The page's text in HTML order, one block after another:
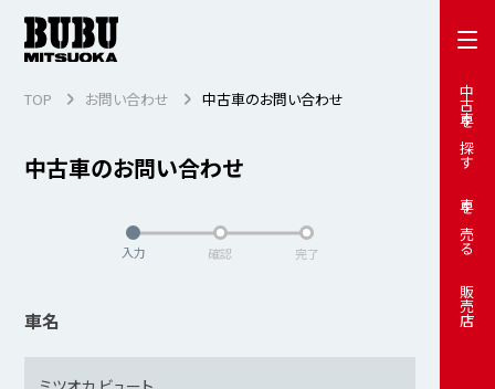
中古車を探す
車を売る
販売店
中古車のお問い合わせ
TOP お問い合わせ 中古車のお問い合わせ
入力 確認 完了
車名